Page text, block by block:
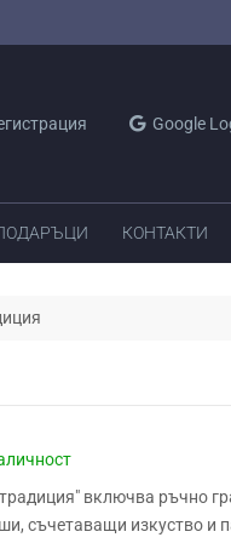
Google
КОНТАКТИ
включва ръчно
съчетаващи изкуство и